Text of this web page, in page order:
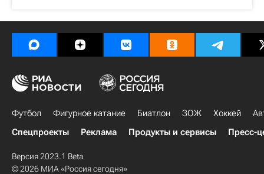
Футбол Фигурное катание Биатлон ЗОЖ Хоккей
Спецпроекты
Реклама Продукты и сервисы Пресс-
Версия 2023.1 Beta
© 2026 МИА «Россия сегодня»